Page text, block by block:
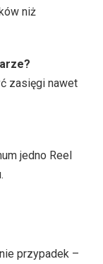
niż
zasięgi nawet
jedno Reel
przypadek –